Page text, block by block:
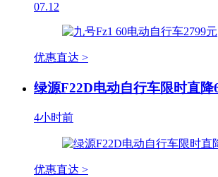
07.12
优惠直达 >
绿源F22D电动自行车限时直降
4小时前
优惠直达 >